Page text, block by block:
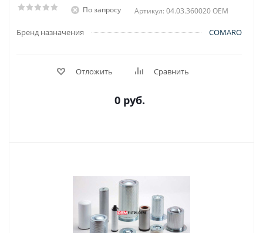
По запросу Артикул: 04.03.360020 OEM
Бренд назначения COMARO
Отложить Сравнить
0 руб.